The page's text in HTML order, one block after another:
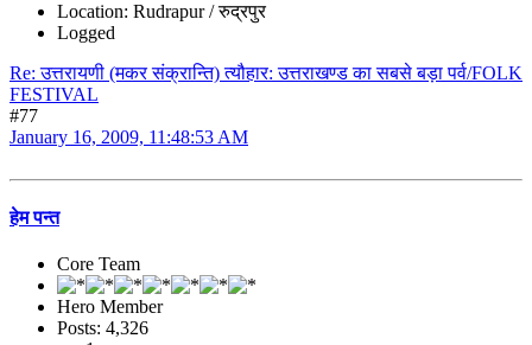
Location: Rudrapur / रुद्रपुर
Logged
Re: उत्तरायणी (मकर संक्रान्ति) त्यौहार: उत्तराखण्ड का सबसे बड़ा पर्व/FOLK
FESTIVAL
#77
January 16, 2009, 11:48:53 AM
हेम पन्त
Core Team
Hero Member
Posts: 4,326